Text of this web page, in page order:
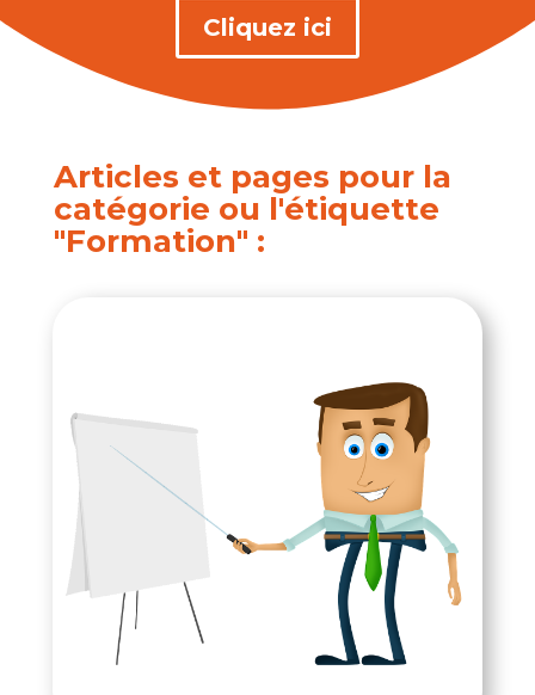
Cliquez ici
Articles et pages pour la
catégorie ou l'étiquette
"Formation" :